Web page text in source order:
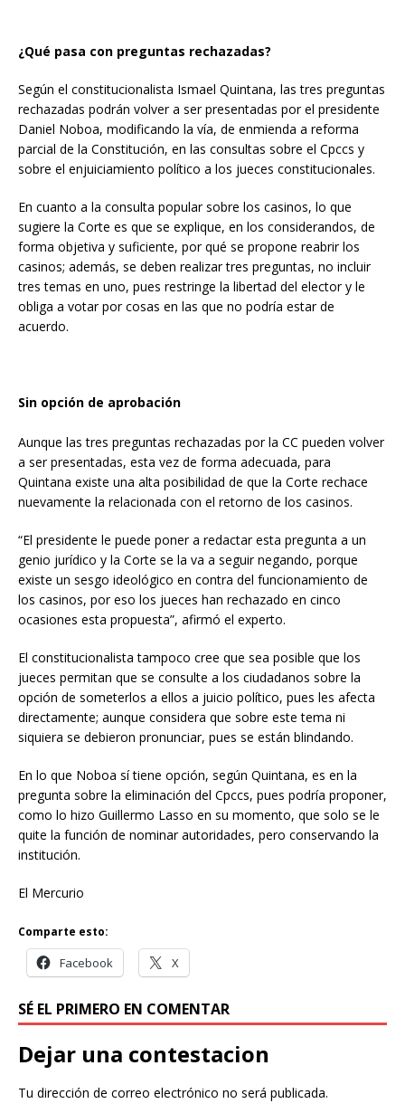
¿Qué pasa con preguntas rechazadas?
Según el constitucionalista Ismael Quintana, las tres preguntas
rechazadas podrán volver a ser presentadas por el presidente
Daniel Noboa, modificando la vía, de enmienda a reforma
parcial de la Constitución, en las consultas sobre el Cpccs y
sobre el enjuiciamiento político a los jueces constitucionales.
En cuanto a la consulta popular sobre los casinos, lo que
sugiere la Corte es que se explique, en los considerandos, de
forma objetiva y suficiente, por qué se propone reabrir los
casinos; además, se deben realizar tres preguntas, no incluir
tres temas en uno, pues restringe la libertad del elector y le
obliga a votar por cosas en las que no podría estar de
acuerdo.
Sin opción de aprobación
Aunque las tres preguntas rechazadas por la CC pueden volver
a ser presentadas, esta vez de forma adecuada, para
Quintana existe una alta posibilidad de que la Corte rechace
nuevamente la relacionada con el retorno de los casinos.
“El presidente le puede poner a redactar esta pregunta a un
genio jurídico y la Corte se la va a seguir negando, porque
existe un sesgo ideológico en contra del funcionamiento de
los casinos, por eso los jueces han rechazado en cinco
ocasiones esta propuesta”, afirmó el experto.
El constitucionalista tampoco cree que sea posible que los
jueces permitan que se consulte a los ciudadanos sobre la
opción de someterlos a ellos a juicio político, pues les afecta
directamente; aunque considera que sobre este tema ni
siquiera se debieron pronunciar, pues se están blindando.
En lo que Noboa sí tiene opción, según Quintana, es en la
pregunta sobre la eliminación del Cpccs, pues podría proponer,
como lo hizo Guillermo Lasso en su momento, que solo se le
quite la función de nominar autoridades, pero conservando la
institución.
El Mercurio
Comparte esto:
Facebook X
SÉ EL PRIMERO EN COMENTAR
Dejar una contestacion
Tu dirección de correo electrónico no será publicada.